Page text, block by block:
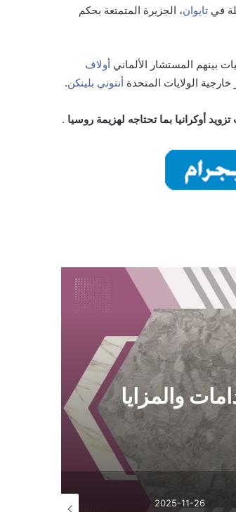
في تايوان، الجزيرة المتمتعة بحكم
أولاف
خارجية الولايات المتحدة أنتوني بلينكن.
أوكرانيا بما تحتاجه لهزيمة روسيا .
والمزايا
2025-11-26
2025-10-26